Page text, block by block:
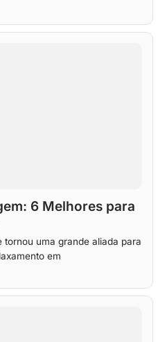
6 Melhores para
tornou uma grande aliada para
em